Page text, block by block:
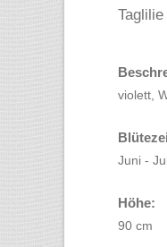
Taglilie
violett,
Juni -
Höhe:
90 cm